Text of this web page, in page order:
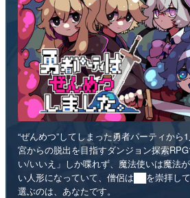
“ぜんめつ”してしまった勇者パーティから
宮からの脱出を目指すダンジョン探索
い/いいえ」しか喋れず、魔法使いは魔法
い人形になっていて、僧侶は██を崇拝し
選ぶのは、あなたです。